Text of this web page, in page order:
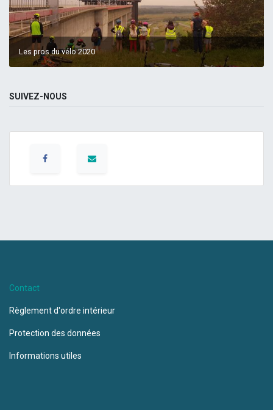
Les pros du vélo 2020
SUIVEZ-NOUS
Contact
Règlement d'ordre intérieur
Protection des données
Informations utiles